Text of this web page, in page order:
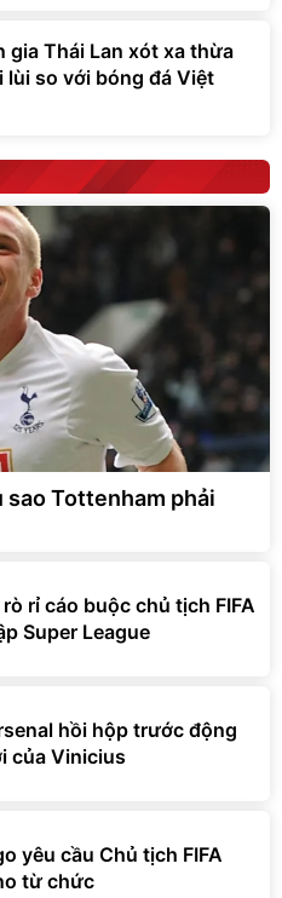
gia Thái Lan xót xa thừa
lùi so với bóng đá Việt
sao Tottenham phải
rỉ cáo buộc chủ tịch FIFA
Super League
hồi hộp trước động
của Vinicius
yêu cầu Chủ tịch FIFA
từ chức